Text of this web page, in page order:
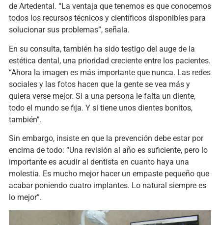
de Artedental. “La ventaja que tenemos es que conocemos
todos los recursos técnicos y científicos disponibles para
solucionar sus problemas”, señala.
En su consulta, también ha sido testigo del auge de la
estética dental, una prioridad creciente entre los pacientes.
“Ahora la imagen es más importante que nunca. Las redes
sociales y las fotos hacen que la gente se vea más y
quiera verse mejor. Si a una persona le falta un diente,
todo el mundo se fija. Y si tiene unos dientes bonitos,
también”.
Sin embargo, insiste en que la prevención debe estar por
encima de todo: “Una revisión al año es suficiente, pero lo
importante es acudir al dentista en cuanto haya una
molestia. Es mucho mejor hacer un empaste pequeño que
acabar poniendo cuatro implantes. Lo natural siempre es
lo mejor”.